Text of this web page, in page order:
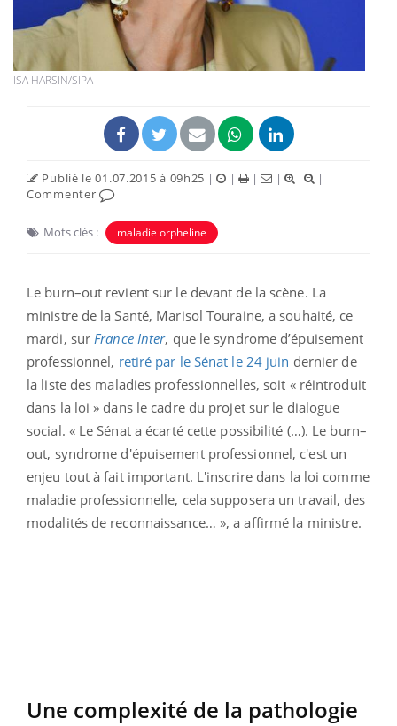
ISA HARSIN/SIPA
Publié le 01.07.2015 à 09h25 | | | |
|
Commenter
Mots clés : maladie orpheline
Le burn–out revient sur le devant de la scène. La
ministre de la Santé, Marisol Touraine, a souhaité, ce
mardi, surFrance Inter, que le syndrome d’épuisement
professionnel, retiré par le Sénat le 24 juin dernier de
la liste des maladies professionnelles, soit « réintroduit
dans la loi » dans le cadre du projet sur le dialogue
social. « Le Sénat a écarté cette possibilité (…). Le burn–
out, syndrome d'épuisement professionnel, c'est un
enjeu tout à fait important. L'inscrire dans la loi comme
maladie professionnelle, cela supposera un travail, des
modalités de reconnaissance… », a affirmé la ministre.
Une complexité de la pathologie